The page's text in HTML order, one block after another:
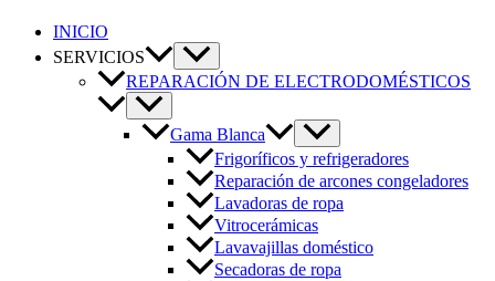
INICIO
SERVICIOS
REPARACIÓN DE ELECTRODOMÉSTICOS
Gama Blanca
Frigoríficos y refrigeradores
Reparación de arcones congeladores
Lavadoras de ropa
Vitrocerámicas
Lavavajillas doméstico
Secadoras de ropa